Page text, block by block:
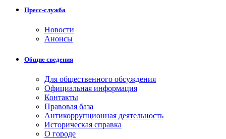
Пресс-служба
Новости
Анонсы
Общие сведения
Для общественного обсуждения
Официальная информация
Контакты
Правовая база
Антикоррупционная деятельность
Историческая справка
О городе